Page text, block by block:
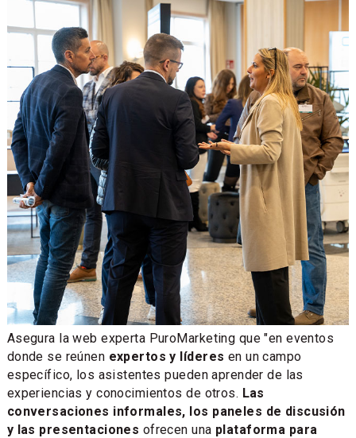
Asegura la web experta PuroMarketing que "en eventos
donde se reúnen expertos y líderes en un campo
específico, los asistentes pueden aprender de las
experiencias y conocimientos de otros. Las
conversaciones informales, los paneles de discusión
y las presentaciones ofrecen una plataforma para